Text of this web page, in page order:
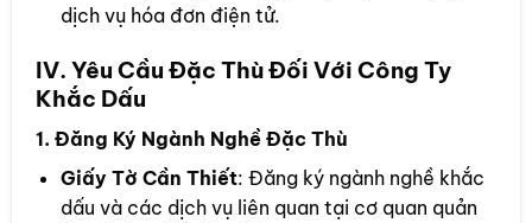
dịch vụ hóa đơn điện tử.
IV. Yêu Cầu Đặc Thù Đối Với Công Ty
Khắc Dấu
1. Đăng Ký Ngành Nghề Đặc Thù
Giấy Tờ Cần Thiết: Đăng ký ngành nghề khắc
dấu và các dịch vụ liên quan tại cơ quan quản